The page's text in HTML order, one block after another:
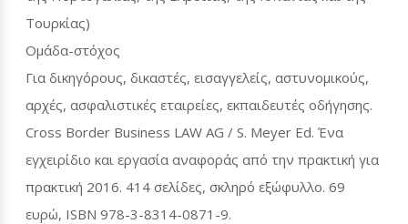
Τουρκίας)
Ομάδα-στόχος
Για δικηγόρους, δικαστές, εισαγγελείς, αστυνομικούς,
αρχές, ασφαλιστικές εταιρείες, εκπαιδευτές οδήγησης.
Cross Border Business LAW AG / S. Meyer Ed. Ένα
εγχειρίδιο και εργασία αναφοράς από την πρακτική για
πρακτική 2016. 414 σελίδες, σκληρό εξώφυλλο. 69
ευρώ, ISBN 978-3-8314-0871-9.